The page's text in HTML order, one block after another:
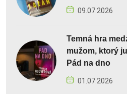
09.07.2026
Temná hra
mužom, ktorý
Pád na dno
01.07.2026